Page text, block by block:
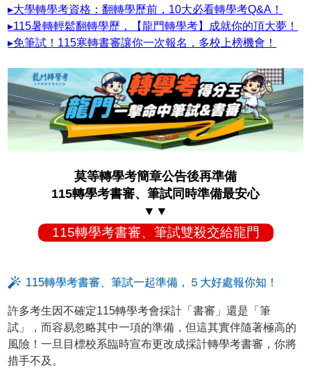
▸大學轉學考資格：翻轉學歷前，10大必看轉學考Q&A！
▸115暑轉輕鬆翻轉學歷，【龍門轉學考】成就你的頂大夢！
▸免筆試！115寒轉書審讓你一次報名，多校上榜機會！
莫等轉學考簡章公告後再準備
115轉學考書審、筆試同時準備最安心
▼▼
115轉學考書審、筆試雙殺交給龍門
115轉學考書審、筆試一起準備，５大好處報你知！
許多考生因不確定115轉學考會採計「書審」還是「筆
試」，而容易忽略其中一項的準備，但這其實伴隨著極高的
風險！一旦目標校系臨時宣布更改成採計轉學考書審，你將
措手不及。